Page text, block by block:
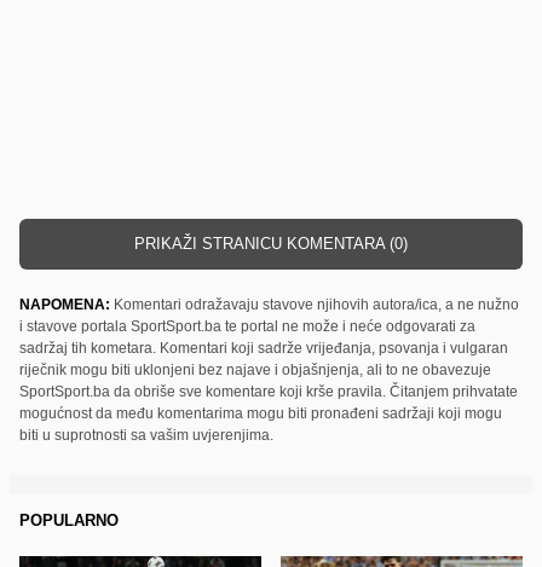
PRIKAŽI STRANICU KOMENTARA (0)
NAPOMENA: Komentari odražavaju stavove njihovih autora/ica, a ne nužno
i stavove portala SportSport.ba te portal ne može i neće odgovarati za
sadržaj tih kometara. Komentari koji sadrže vrijeđanja, psovanja i vulgaran
riječnik mogu biti uklonjeni bez najave i objašnjenja, ali to ne obavezuje
SportSport.ba da obriše sve komentare koji krše pravila. Čitanjem prihvatate
mogućnost da među komentarima mogu biti pronađeni sadržaji koji mogu
biti u suprotnosti sa vašim uvjerenjima.
POPULARNO